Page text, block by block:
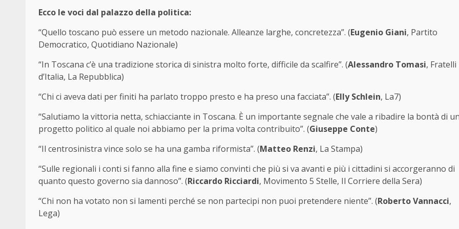
Ecco le voci dal palazzo della politica:
“Quello toscano può essere un metodo nazionale. Alleanze larghe, concretezza”. (Eugenio Giani, Partito
Democratico, Quotidiano Nazionale)
“In Toscana c’è una tradizione storica di sinistra molto forte, difficile da scalfire”. (Alessandro Tomasi, Fratelli
d’Italia, La Repubblica)
“Chi ci aveva dati per finiti ha parlato troppo presto e ha preso una facciata”. (Elly Schlein, La7)
“Salutiamo la vittoria netta, schiacciante in Toscana. È un importante segnale che vale a ribadire la bontà di
progetto politico al quale noi abbiamo per la prima volta contribuito”. (Giuseppe Conte)
“Il centrosinistra vince solo se ha una gamba riformista”. (Matteo Renzi, La Stampa)
“Sulle regionali i conti si fanno alla fine e siamo convinti che più si va avanti e più i cittadini si accorgeranno di
quanto questo governo sia dannoso”. (Riccardo Ricciardi, Movimento 5 Stelle, Il Corriere della Sera)
“Chi non ha votato non si lamenti perché se non partecipi non puoi pretendere niente”. (Roberto Vannacci,
Lega)